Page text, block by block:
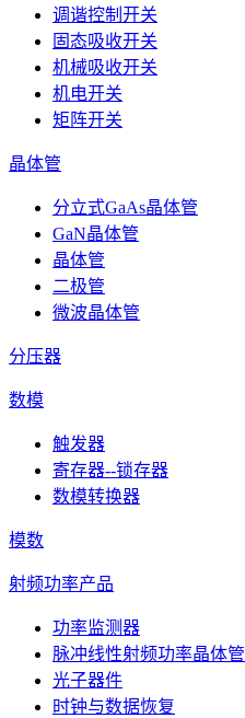
调谐控制开关
固态吸收开关
机械吸收开关
机电开关
矩阵开关
晶体管
分立式GaAs晶体管
GaN晶体管
晶体管
二极管
微波晶体管
分压器
数模
触发器
寄存器--锁存器
数模转换器
模数
射频功率产品
功率监测器
脉冲线性射频功率晶体管
光子器件
时钟与数据恢复